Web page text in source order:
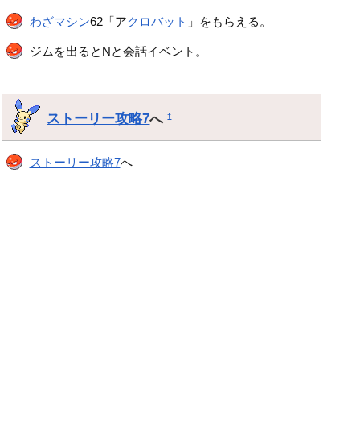
わざマシン62「アクロバット 」をもらえる。
ジムを出るとNと会話イベント。
ストーリー攻略7へ†
ストーリー攻略7へ